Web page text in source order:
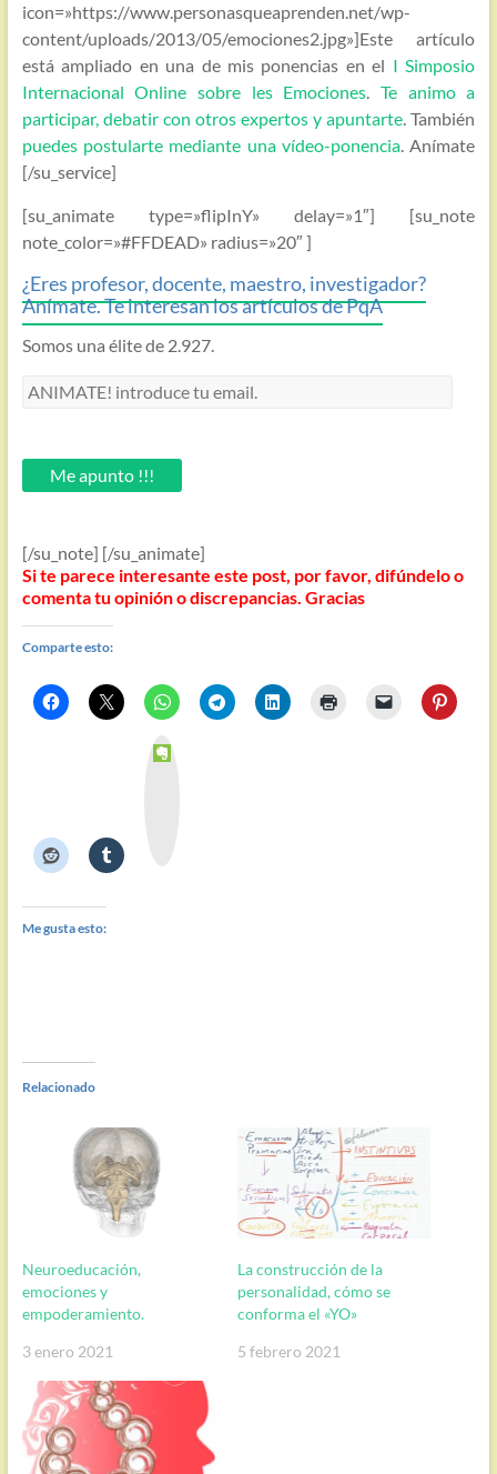
icon=»https://www.personasqueaprenden.net/wp-
content/uploads/2013/05/emociones2.jpg»]Este artículo
está ampliado en una de mis ponencias en el I Simposio
Internacional Online sobre les Emociones. Te animo a
participar, debatir con otros expertos y apuntarte. También
puedes postularte mediante una vídeo-ponencia. Anímate
[/su_service]
[su_animate type=»flipInY» delay=»1″] [su_note
note_color=»#FFDEAD» radius=»20″ ]
¿Eres profesor, docente, maestro, investigador?
Anímate. Te interesan los artículos de PqA
Somos una élite de 2.927.
ANIMATE!
email.Me apunto !!!
[/su_note] [/su_animate]
Si te parece interesante este post, por favor, difúndelo o
comenta tu opinión o discrepancias. Gracias
Comparte esto:
E
v
Me gusta esto:
Relacionado
Neuroeducación,
emociones y
empoderamiento.
3 enero 2021
La construcción de la
personalidad, cómo se
conforma el «YO»
5 febrero 2021